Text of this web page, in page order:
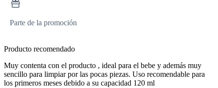
Parte de la promoción
Producto recomendado
Muy contenta con el producto , ideal para el bebe y además muy
sencillo para limpiar por las pocas piezas. Uso recomendable para
los primeros meses debido a su capacidad 120 ml